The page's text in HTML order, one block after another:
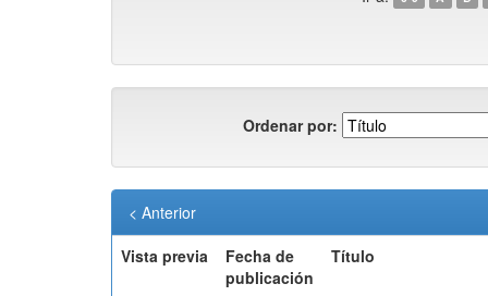
Ordenar por:
< Anterior
Vista previa
Fecha de
publicación
Título